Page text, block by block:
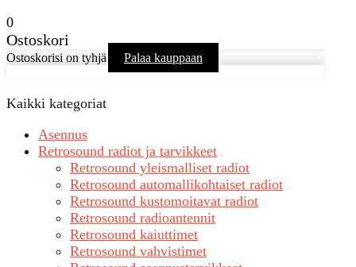
0
Ostoskori
Ostoskorisi on tyhjä Palaa kauppaan
Kaikki kategoriat
Asennus
Retrosound radiot ja tarvikkeet
Retrosound yleismalliset radiot
Retrosound automallikohtaiset radiot
Retrosound kustomoitavat radiot
Retrosound radioantennit
Retrosound kaiuttimet
Retrosound vahvistimet